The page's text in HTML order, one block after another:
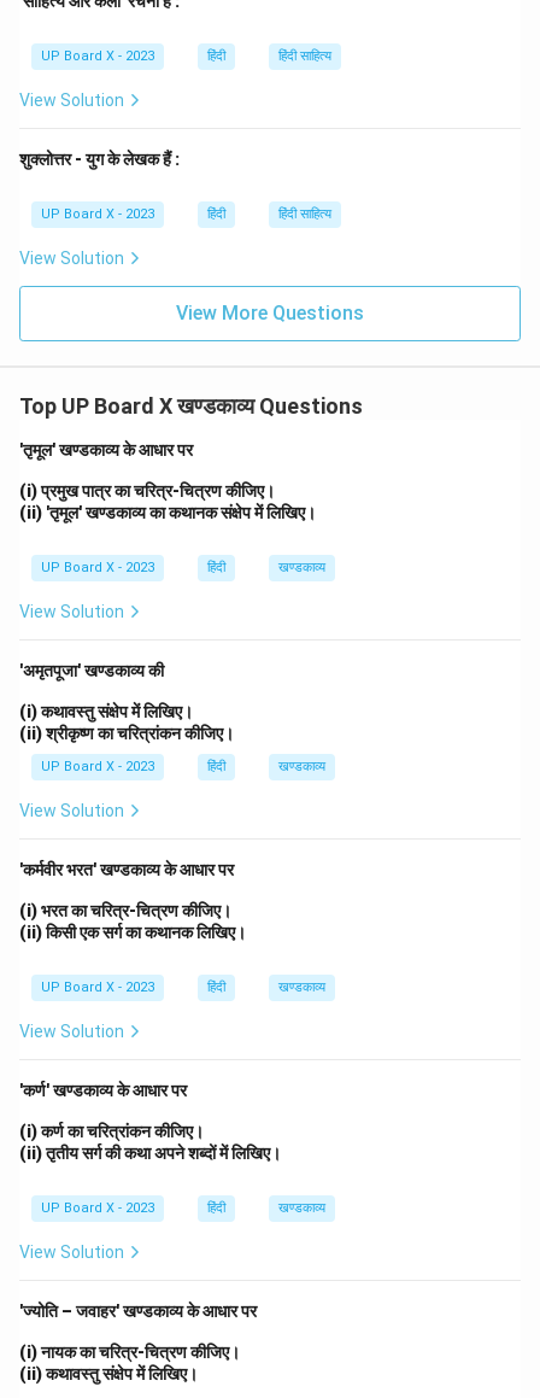
Download Solution in PDF
UP Board X - 2023 हिंदी हिंदी साहित्य
View Solution
शुक्लोत्तर - युग के लेखक हैं :
UP Board X - 2023 हिंदी हिंदी साहित्य
View Solution
View More Questions
Top UP Board X खण्डकाव्य Questions
'तृमूल' खण्डकाव्य के आधार पर
(i) प्रमुख पात्र का चरित्र-चित्रण कीजिए।
(ii) 'तृमूल' खण्डकाव्य का कथानक संक्षेप में लिखिए।
UP Board X - 2023 हिंदी खण्डकाव्य
View Solution
'अमृतपूजा' खण्डकाव्य की
(i) कथावस्तु संक्षेप में लिखिए।
(ii) श्रीकृष्ण का चरित्रांकन कीजिए।
UP Board X - 2023 हिंदी खण्डकाव्य
View Solution
'कर्मवीर भरत' खण्डकाव्य के आधार पर
(i) भरत का चरित्र-चित्रण कीजिए।
(ii) किसी एक सर्ग का कथानक लिखिए।
UP Board X - 2023 हिंदी खण्डकाव्य
View Solution
'कर्ण' खण्डकाव्य के आधार पर
(i) कर्ण का चरित्रांकन कीजिए।
(ii) तृतीय सर्ग की कथा अपने शब्दों में लिखिए।
UP Board X - 2023 हिंदी खण्डकाव्य
View Solution
'ज्योति – जवाहर' खण्डकाव्य के आधार पर
(i) नायक का चरित्र-चित्रण कीजिए।
(ii) कथावस्तु संक्षेप में लिखिए।